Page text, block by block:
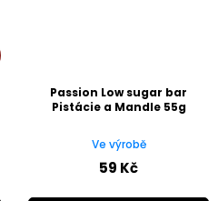
Passion Low sugar bar
Pistácie a Mandle 55g
Ve výrobě
59 Kč